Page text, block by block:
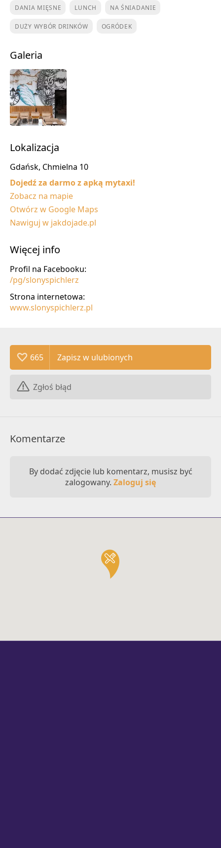
DANIA MIĘSNE LUNCH NA ŚNIADANIE
DUŻY WYBÓR DRINKÓW OGRÓDEK
Galeria
Lokalizacja
Gdańsk, Chmielna 10
Dojedź za darmo z apką mytaxi!
Zobacz na mapie
Otwórz w Google Maps
Nawiguj w jakdojade.pl
Więcej info
Profil na Facebooku:
/pg/slonyspichlerz
Strona internetowa:
www.slonyspichlerz.pl
665
Zgłoś błąd
Komentarze
By dodać zdjęcie lub komentarz, musisz być
zalogowany. Zaloguj się